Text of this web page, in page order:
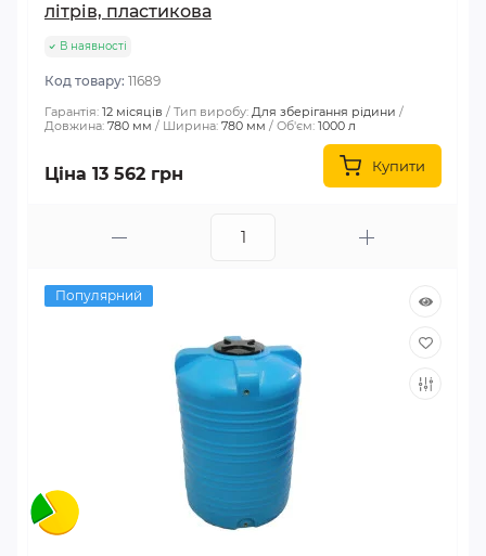
літрів, пластикова
В наявності
Код товару: 11689
Гарантія: 12 місяців Тип виробу: Для зберігання рідини
Довжина: 780 мм Ширина: 780 мм Об'єм: 1000 л
Ціна 13 562 грн Купити
Популярний